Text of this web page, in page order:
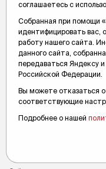
Красноярская
организовать
соглашаетесь с
Собранная при помощи
идентифицировать вас,
работу нашего сайта.
данного сайта,
передаваться Яндексу
Российской Федерации.
Вы можете отказаться
соответствующие
Подробнее о нашей